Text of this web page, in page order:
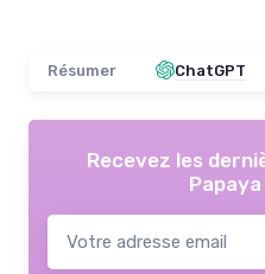
Résumer ChatGPT
Recevez les